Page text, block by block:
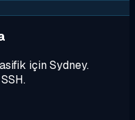
için Sydney.